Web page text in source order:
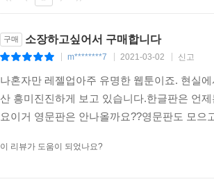
구매 소장하고싶어서 구매합니다
m********7 2021-03-02 신고
나혼자만 레젤업아주 유명한 웹툰이죠. 현실
산 흥미진진하게 보고 있습니다.한글판은 언
요이거 영문판은 안나올까요??영문판도 모
이 리뷰가 도움이 되었나요?